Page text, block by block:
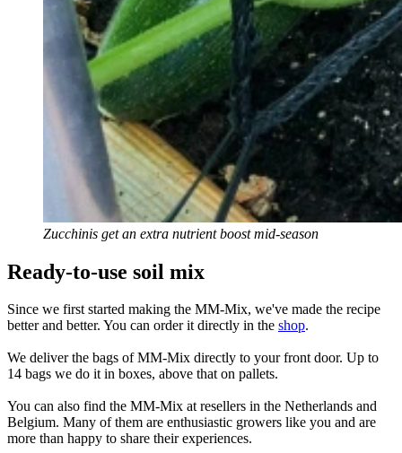
Zucchinis get an extra nutrient boost mid-season
Ready-to-use soil mix
Since we first started making the MM-Mix, we've made the recipe
better and better. You can order it directly in the shop.
We deliver the bags of MM-Mix directly to your front door. Up to
14 bags we do it in boxes, above that on pallets.
You can also find the MM-Mix at resellers in the Netherlands and
Belgium. Many of them are enthusiastic growers like you and are
more than happy to share their experiences.